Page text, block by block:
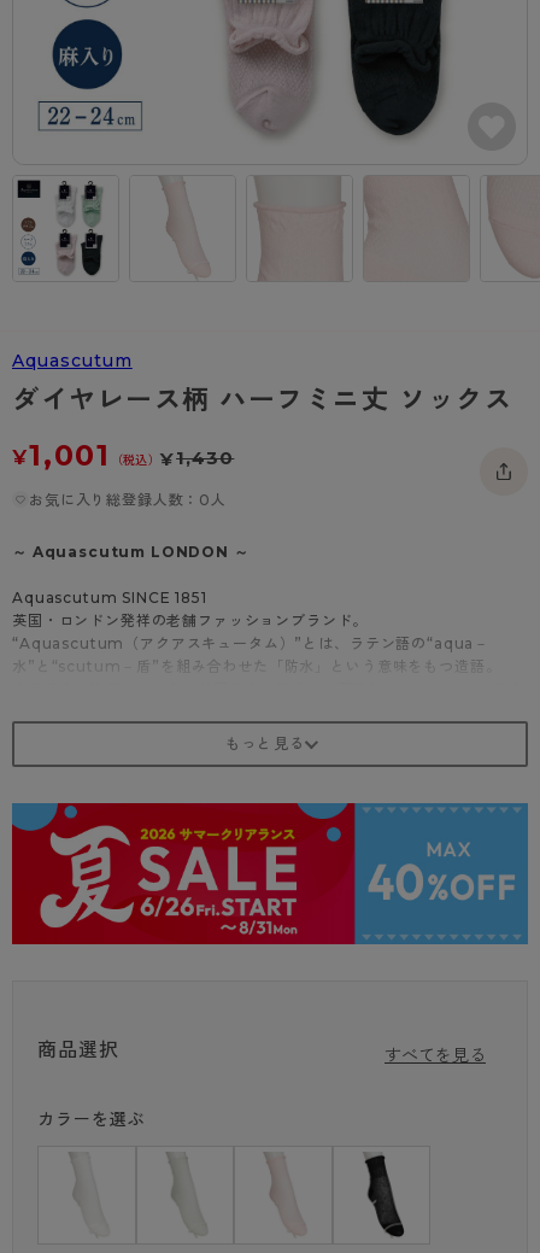
- 無地ストッキング
- 柄ストッキング
- ショート丈ストッキング
- 着圧ストッキング
- パンティ部レスストッキング
タイツ
- 柄タイツ
- ひざ下丈タイツ
- 着圧タイツ
ソックス・靴下
レギンス・スパッツ
ブラジャー
- ノンワイヤーブラ
- ワイヤーブラ
- ブラトップ
ショーツ
- レギュラーショーツ
- ガードル・補正ショーツ
肌着・インナー
- 長袖（七分袖以上）
- タンクトップ
- カップ付きインナー
ライフスタイルウェア
ボトムス
トップス
ルームウェア・パジャマ
アクティブ・スポーツ
- スポーツブラ
- スポーツボトムス
雑貨・小物
クルー・レギュラー丈ソックス
スニーカー丈・くるぶし丈ソックス
ハイソックス
メンズパンツ
ボクサー
トランクス
Tバック・ビキニ
肌着・インナー
ライフスタイルウェア
ボトムス
トップス
ルームウェア・パジャマ
ソックス・靴下
クルー・レギュラー丈ソックス
スニーカー丈・くるぶし丈ソックス
ハイソックス
スクールソックス
ブラジャー
ノンワイヤーブラ
ワイヤーブラ
スポーツブラ
ショーツ
レギュラーショーツ
ボクサー
AZGI
アスティーグ
クリアビューティアクティブ
スゴスト
フェイクタイツ
hotto comfort
BT
スクールタイム
みんなの、みんなの。
CLINICAL
ハイジュニ
商品選びのお手伝い
お悩み別ガードル
私に似合う、ストッキング選び
タイツの選び方
ご利用ガイド
はじめての方へ
よくある質問（FAQ）
お支払い方法について
配送方法について
返品・交換について
お問い合わせについて
Aquascutum
ダイヤレース柄 ハーフミニ丈 ソックス
¥1,001 （税込） ¥1,430
お気に入り総登録人数：0人
～ Aquascutum LONDON ～
Aquascutum SINCE 1851
英国・ロンドン発祥の老舗ファッションブランド。
“Aquascutum（アクアスキュータム）”とは、ラテン語の“aqua－
水”と“scutum－盾”を組み合わせた「防水」という意味をもつ造語。
ブランドの象徴である「クラブチェック」や「クレスト－紋章」を筆頭
商品紹介
ダイヤレース柄のハーフミニ丈ソックスが、足元を華やかに演出します。
麻入り素材で、ソフトクチゴムで締め付け感が少ないので、長時間はいて
も快適です。
オフホワイト、グリーン、ピンク、ブラックのカラーバリエーションで、
・麻入り
ご覧になる環境（PCのモニタ設定やスマホ画面シール等）により
実物と色味が異なる場合がございます。
商品選択 すべてを見る
カラーを選ぶ